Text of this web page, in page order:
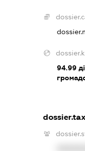
94.99
dossier.tax